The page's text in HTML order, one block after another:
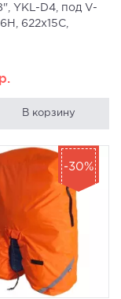
YKL-D4, под V-
622x15C,
р.
В корзину
-30%